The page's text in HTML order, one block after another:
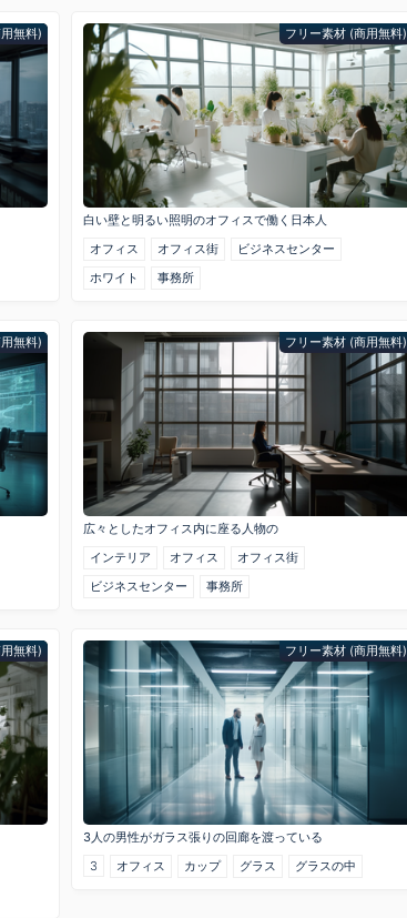
無料) フリー素材 (商用無料)
白い壁と明るい照明のオフィスで働く日本人
オフィス
オフィス街
ビジネスセンター
ホワイト
事務所
無料) フリー素材 (商用無料)
広々としたオフィス内に座る人物の
インテリア
オフィス
オフィス街
ビジネスセンター
事務所
無料) フリー素材 (商用無料)
3人の男性がガラス張りの回廊を渡っている
3
オフィス カップ グラス グラスの中